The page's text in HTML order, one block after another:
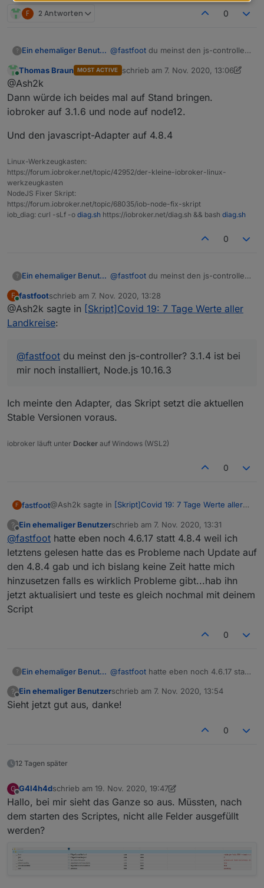
F 2 Antworten 0
? Ein ehemaliger Benutzer @fastfoot du meinst den js-controller?
Node.js 10.16.3
Online
Thomas Braun MOST ACTIVE schrieb am 7. Nov. 2020, 13:06
zuletzt editiert von Thomas Braun
@Ash2k
Dann würde ich beides mal auf Stand bringen.
iobroker auf 3.1.6 und node auf node12.
Und den javascript-Adapter auf 4.8.4
Linux-Werkzeugkasten:
https://forum.iobroker.net/topic/42952/der-kleine-iobroker-linux-
werkzeugkasten
NodeJS Fixer Skript:
https://forum.iobroker.net/topic/68035/iob-node-fix-skript
iob_diag: curl -sLf -o diag.sh https://iobroker.net/diag.sh && bash diag.sh
0
? Ein ehemaliger Benutzer @fastfoot du meinst den js-controller?
Node.js 10.16.3
F
Online
fastfootschrieb am 7. Nov. 2020, 13:28
zuletzt editiert von
@Ash2k sagte in [Skript]Covid 19: 7 Tage Werte aller
Landkreise:
@fastfoot du meinst den js-controller? 3.1.4 ist bei
mir noch installiert, Node.js 10.16.3
Ich meinte den Adapter, das Skript setzt die aktuellen
Stable Versionen voraus.
iobroker läuft unter Docker auf Windows (WSL2)
0
F fastfoot@Ash2k sagte in [Skript]Covid 19: 7 Tage Werte aller
@fastfootdu meinst den js-controller? 3.1.4 ist
bei mir noch installiert, Node.js 10.16.3
Ich meinte den Adapter, das Skript setzt die aktuellen
Stable Versionen voraus.
?
Offline
Ein ehemaliger Benutzerschrieb am 7. Nov. 2020, 13:31
zuletzt editiert von
@fastfoot hatte eben noch 4.6.17 statt 4.8.4 weil ich
letztens gelesen hatte das es Probleme nach Update auf
den 4.8.4 gab und ich bislang keine Zeit hatte mich
hinzusetzen falls es wirklich Probleme gibt...hab ihn
jetzt aktualisiert und teste es gleich nochmal mit deinem
Script
0
? Ein ehemaliger Benutzer @fastfoot hatte eben noch 4.6.17 statt
das es Probleme nach Update auf den
4.8.4 gab und ich bislang keine Zeit
wirklich Probleme gibt...hab ihn jetzt
?
Offline
Ein ehemaliger Benutzerschrieb am 7. Nov. 2020, 13:54
zuletzt editiert von
Sieht jetzt gut aus, danke!
0
12 Tagen später
G
Offline
G4l4h4dschrieb am 19. Nov. 2020, 19:47
zuletzt editiert von G4l4h4d
Hallo, bei mir sieht das Ganze so aus. Müssten, nach
dem starten des Scriptes, nicht alle Felder ausgefüllt
werden?